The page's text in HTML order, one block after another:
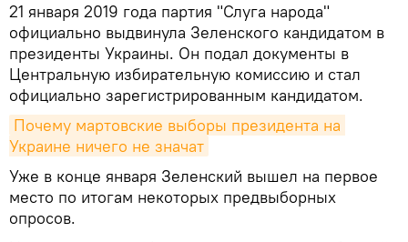
21 января 2019 года партия "Слуга народа"
официально выдвинула Зеленского кандидатом в
президенты Украины. Он подал документы в
Центральную избирательную комиссию и стал
официально зарегистрированным кандидатом.
Почему мартовские выборы президента на
Украине ничего не значат
Уже в конце января Зеленский вышел на первое
место по итогам некоторых предвыборных
опросов.